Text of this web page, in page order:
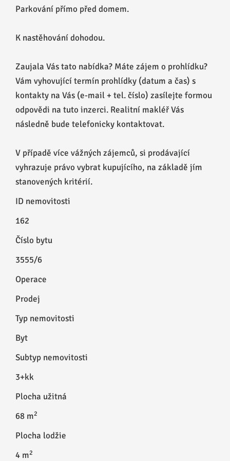
Parkování přímo před domem.
K nastěhování dohodou.
Zaujala Vás tato nabídka? Máte zájem o prohlídku?
Vám vyhovující termín prohlídky (datum a čas) s
kontakty na Vás (e-mail + tel. číslo) zasílejte formou
odpovědi na tuto inzerci. Realitní makléř Vás
následně bude telefonicky kontaktovat.
V případě více vážných zájemců, si prodávající
vyhrazuje právo vybrat kupujícího, na základě jím
stanovených kritérií.
ID nemovitosti
162
Číslo bytu
3555/6
Operace
Prodej
Typ nemovitosti
Byt
Subtyp nemovitosti
3+kk
Plocha užitná
68 m2
Plocha lodžie
4 m2